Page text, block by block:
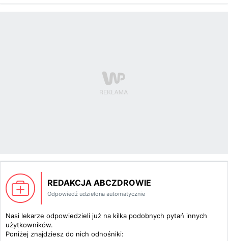
REDAKCJA ABCZDROWIE
Odpowiedź udzielona automatycznie
Nasi lekarze odpowiedzieli już na kilka podobnych pytań innych
użytkowników.
Poniżej znajdziesz do nich odnośniki: